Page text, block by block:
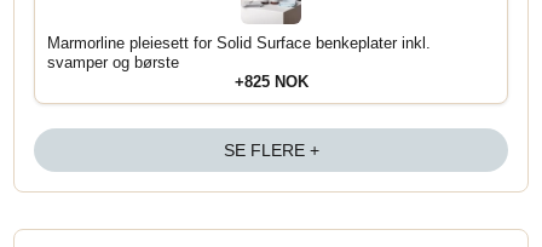
Marmorline pleiesett for Solid Surface benkeplater inkl.
svamper og børste
+825 NOK
SE FLERE +